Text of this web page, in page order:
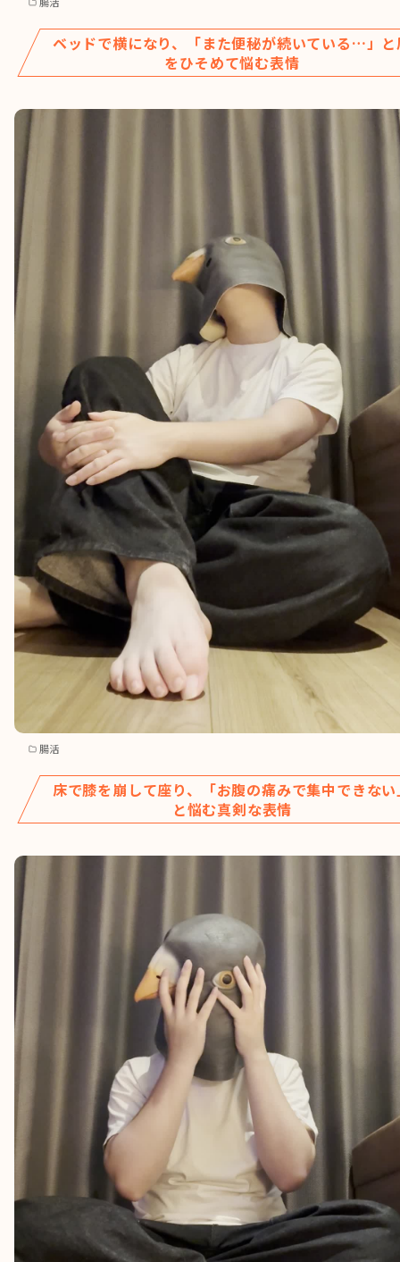
ベッドで横になり、「また便秘が続いている…」
をひそめて悩む表情
腸活
床で膝を崩して座り、「お腹の痛みで集中できな
と悩む真剣な表情